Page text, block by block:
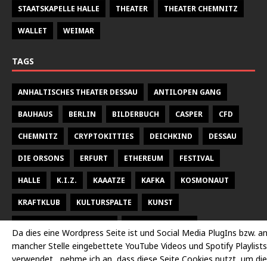
STAATSKAPELLE HALLE THEATER THEATER CHEMNITZ
WALLET WEIMAR
TAGS
ANHALTISCHES THEATER DESSAU ANTILOPEN GANG
BAUHAUS BERLIN BILDERBUCH CASPER CFD
CHEMNITZ CRYPTOKITTIES DEICHKIND DESSAU
DIE ORSONS ERFURT ETHEREUM FESTIVAL
HALLE K.I.Z. KAAATZE KAFKA KOSMONAUT
KRAFTKLUB KULTURSPALTE KUNST
LARSEN SECHERT LEIPZIG MALEREI MARTERIA
Da dies eine Wordpress Seite ist und Social Media PlugIns bzw. an
mancher Stelle eingebettete YouTube Videos und Spotify Playlists